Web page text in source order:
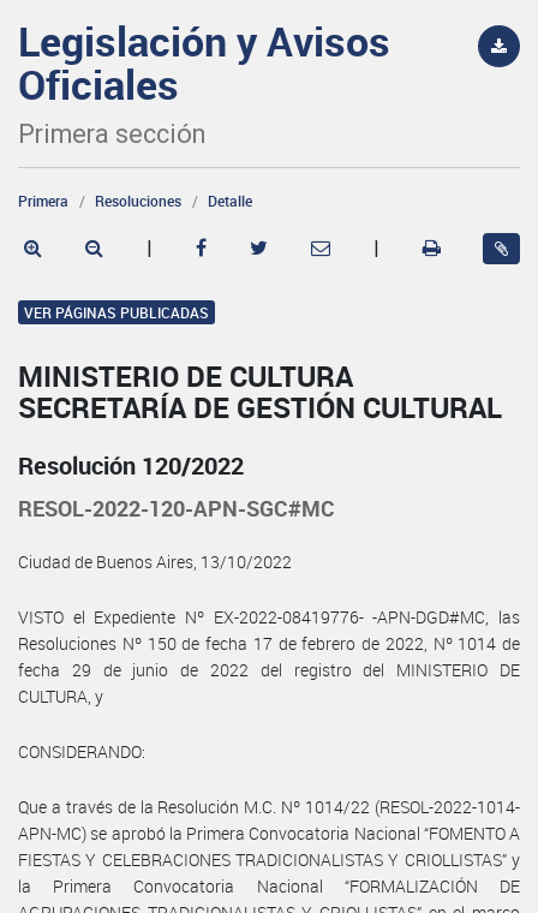
Legislación y Avisos
Oficiales
Primera sección
Primera Resoluciones Detalle
| |
VER PÁGINAS PUBLICADAS
MINISTERIO DE CULTURA
SECRETARÍA DE GESTIÓN CULTURAL
Resolución 120/2022
RESOL-2022-120-APN-SGC#MC
Ciudad de Buenos Aires, 13/10/2022
VISTO el Expediente Nº EX-2022-08419776- -APN-DGD#MC, las
Resoluciones Nº 150 de fecha 17 de febrero de 2022, Nº 1014 de
fecha 29 de junio de 2022 del registro del MINISTERIO DE
CULTURA, y
CONSIDERANDO:
Que a través de la Resolución M.C. Nº 1014/22 (RESOL-2022-1014-
APN-MC) se aprobó la Primera Convocatoria Nacional “FOMENTO A
FIESTAS Y CELEBRACIONES TRADICIONALISTAS Y CRIOLLISTAS” y
la Primera Convocatoria Nacional “FORMALIZACIÓN DE